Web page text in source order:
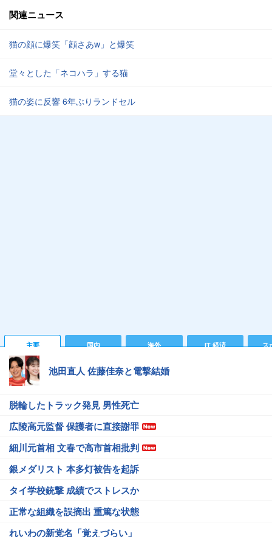
関連ニュース
猫の顔に爆笑「顔さあw」と爆笑
堂々とした「ネコハラ」する猫
猫の姿に反響 6年ぶりランドセル
主要 国内 海外 IT 経済 ス
池田直人 佐藤佳奈と電撃結婚
脱輪したトラック発見 男性死亡
広陵高元監督 保護者に直接謝罪
細川元首相 文春で高市首相批判
銀メダリスト 本多灯被告を起訴
タイ学校銃撃 成績でストレスか
正常な組織を誤摘出 重篤な状態
れいわの新党名「覚えづらい」